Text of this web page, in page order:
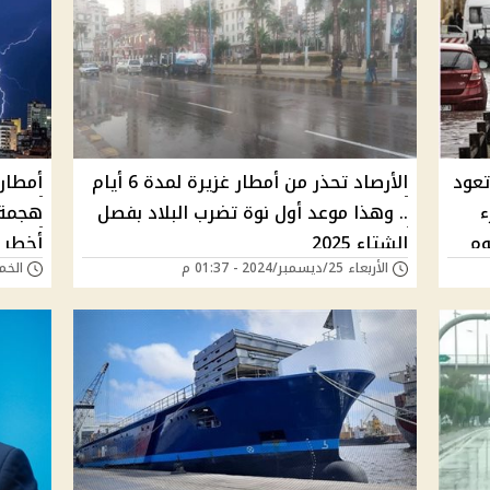
الأرصاد تحذر من أمطار غزيرة لمدة 6 أيام
.. وهذا موعد أول نوة تضرب البلاد بفصل
الشتاء 2025
الأربعاء 25/ديسمبر/2024 - 01:37 م
يحدث
الخميس 12/